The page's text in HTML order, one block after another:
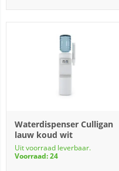
Waterdispenser Culligan
lauw koud wit
Uit voorraad leverbaar.
Voorraad: 24